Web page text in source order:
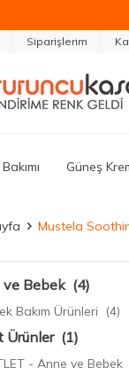
Siparişlerim
Güneş
Mustela
Bebek(4)
Bakım Ürünleri (4)
Ürünler(1)
- Anne ve Bebek